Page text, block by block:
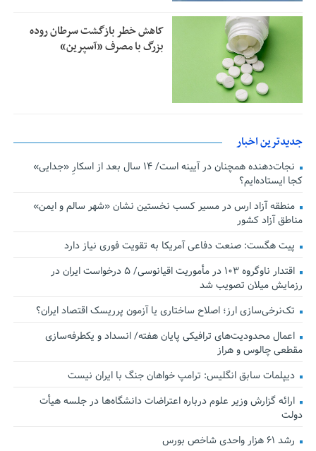
کاهش خطر بازگشت سرطان روده
بزرگ با مصرف «آسپرین»
جدیدترین اخبار
نجات‌دهنده‌ همچنان در آیینه است/ ۱۴ سال بعد از اسکارِ «جدایی»
کجا ایستاده‌ایم؟
منطقه آزاد ارس در مسیر کسب نخستین نشان «شهر سالم و ایمن»
مناطق آزاد کشور
پیت هگست: صنعت دفاعی آمریکا به تقویت فوری نیاز دارد
اقتدار ناوگروه ۱۰۳ در مأموریت‌ اقیانوسی/ ۵ درخواست ایران در
رزمایش میلان تصویب شد
تک‌نرخی‌سازی ارز؛ اصلاح ساختاری یا آزمون پرریسک اقتصاد ایران؟
اعمال محدودیت‌های ترافیکی پایان هفته/ انسداد و یکطرفه‌سازی
مقطعی چالوس و هراز
دیپلمات سابق انگلیس:‌ ترامپ خواهان جنگ با ایران نیست
ارائه گزارش وزیر علوم درباره اعتراضات دانشگاه‌ها در جلسه هیأت
دولت
رشد ۶۱ هزار واحدی شاخص بورس